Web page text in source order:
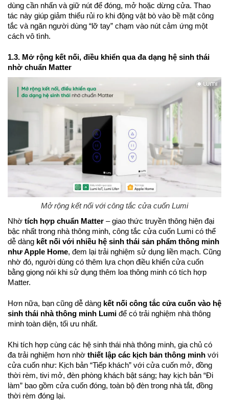
dùng cần nhấn và giữ nút để đóng, mở hoặc dừng cửa. Thao
tác này giúp giảm thiểu rủi ro khi động vật bò vào bề mặt công
tắc và ngăn người dùng “lỡ tay” chạm vào nút cảm ứng một
cách vô tình.
1.3. Mở rộng kết nối, điều khiển qua đa dạng hệ sinh thái
nhờ chuẩn Matter
Mở rộng kết nối với công tắc cửa cuốn Lumi
Nhờ tích hợp chuẩn Matter – giao thức truyền thông hiện đại
bậc nhất trong nhà thông minh, công tắc cửa cuốn Lumi có thể
dễ dàng kết nối với nhiều hệ sinh thái sản phẩm thông minh
như Apple Home, đem lại trải nghiệm sử dụng liền mạch. Cũng
nhờ đó, người dùng có thêm lựa chọn điều khiển cửa cuốn
bằng giọng nói khi sử dụng thêm loa thông minh có tích hợp
Matter.
Hơn nữa, bạn cũng dễ dàng kết nối công tắc cửa cuốn vào hệ
sinh thái nhà thông minh Lumi để có trải nghiệm nhà thông
minh toàn diện, tối ưu nhất.
Khi tích hợp cùng các hệ sinh thái nhà thông minh, gia chủ có
đa trải nghiệm hơn nhờ thiết lập các kịch bản thông minh với
cửa cuốn như: Kịch bản “Tiếp khách” với cửa cuốn mở, đồng
thời rèm, tivi mở, đèn phòng khách bật sáng; hay kịch bản “Đi
làm” bao gồm cửa cuốn đóng, toàn bộ đèn trong nhà tắt, đồng
thời rèm đóng lại.